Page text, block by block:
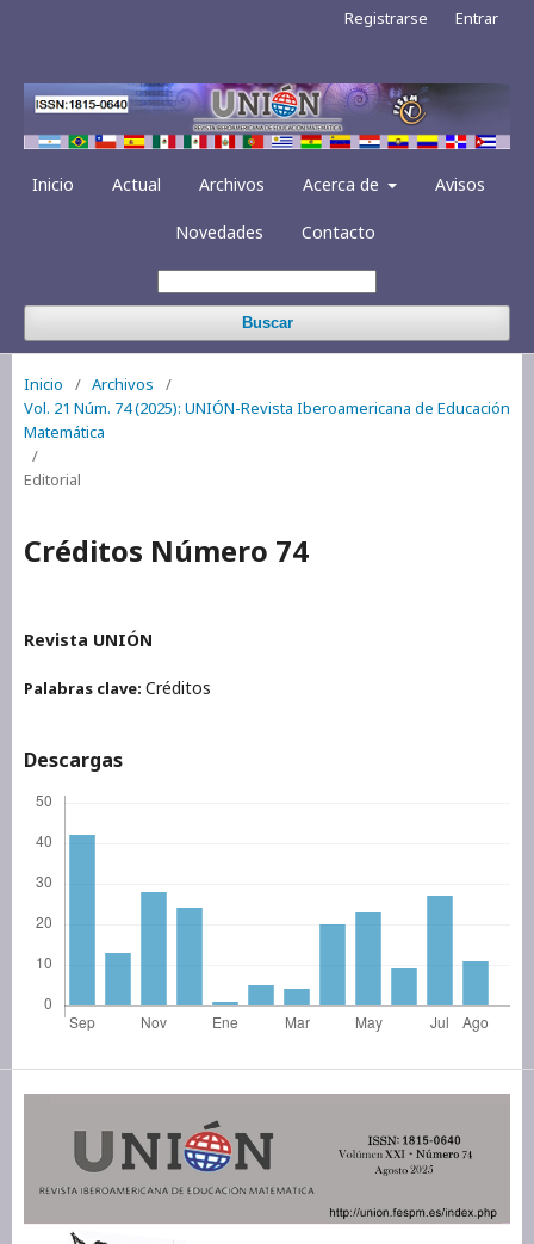
Inicio Actual Archivos Acerca de Avisos
Novedades Contacto
Buscar
Registrarse Entrar
Inicio / Archivos
/
Vol. 21 Núm. 74 (2025): UNIÓN-Revista Iberoamericana de Educación
Matemática
/
Editorial
Créditos Número 74
Revista UNIÓN
Palabras clave: Créditos
Descargas